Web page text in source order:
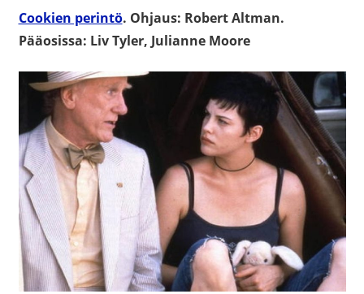
Cookien perintö. Ohjaus: Robert Altman.
Pääosissa: Liv Tyler, Julianne Moore